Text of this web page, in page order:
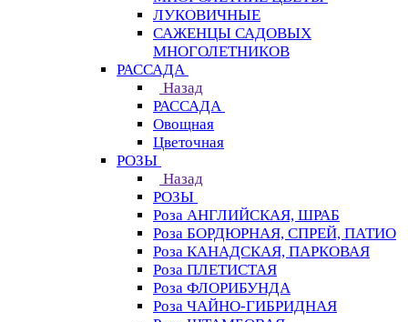
ЛУКОВИЧНЫЕ
САЖЕНЦЫ САДОВЫХ
МНОГОЛЕТНИКОВ
РАССАДА
Назад
РАССАДА
Овощная
Цветочная
РОЗЫ
Назад
РОЗЫ
Роза АНГЛИЙСКАЯ, ШРАБ
Роза БОРДЮРНАЯ, СПРЕЙ, ПАТИО
Роза КАНАДСКАЯ, ПАРКОВАЯ
Роза ПЛЕТИСТАЯ
Роза ФЛОРИБУНДА
Роза ЧАЙНО-ГИБРИДНАЯ